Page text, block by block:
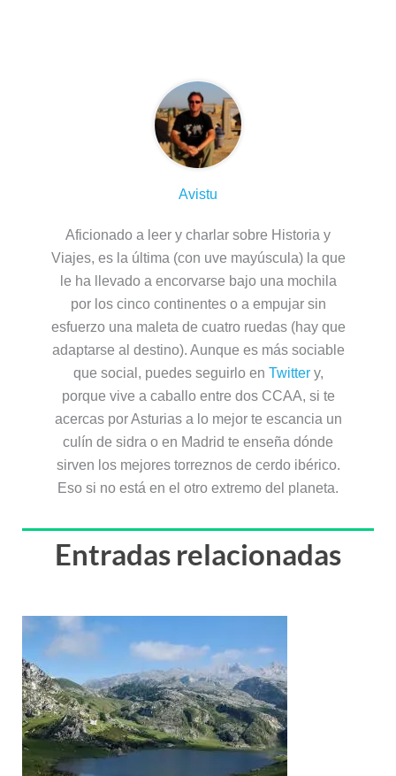
Avistu
Aficionado a leer y charlar sobre Historia y
Viajes, es la última (con uve mayúscula) la que
le ha llevado a encorvarse bajo una mochila
por los cinco continentes o a empujar sin
esfuerzo una maleta de cuatro ruedas (hay que
adaptarse al destino). Aunque es más sociable
que social, puedes seguirlo en Twittery,
porque vive a caballo entre dos CCAA, si te
acercas por Asturias a lo mejor te escancia un
culín de sidra o en Madrid te enseña dónde
sirven los mejores torreznos de cerdo ibérico.
Eso si no está en el otro extremo del planeta.
Entradas relacionadas